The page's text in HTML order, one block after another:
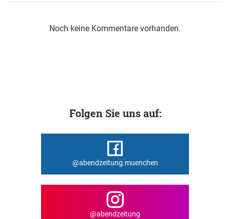
Noch keine Kommentare vorhanden.
Folgen Sie uns auf:
@abendzeitung.muenchen
@abendzeitung